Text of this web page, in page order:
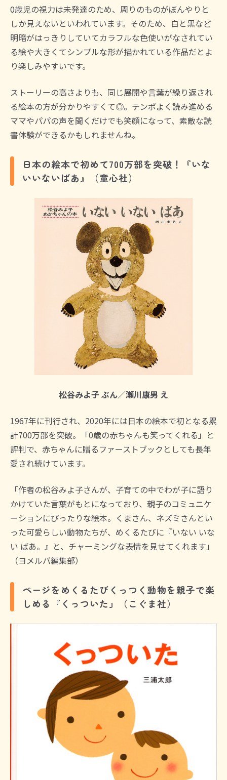
0歳児の視力は未発達のため、周りのものがぼんやりと
しか見えないといわれています。そのため、白と黒など
明暗がはっきりしていてカラフルな色使いがなされてい
る絵や大きくてシンプルな形が描かれている作品だとよ
り楽しみやすいです。
ストーリーの高さよりも、同じ展開や言葉が繰り返され
る絵本の方が分かりやすくて◎。テンポよく読み進める
ママやパパの声を聞くだけでも笑顔になって、素敵な読
書体験ができるかもしれませんね。
日本の絵本で初めて700万部を突破！『いな
いいないばあ』（童心社）
松谷みよ子 ぶん／瀬川康男 え
1967年に刊行され、2020年には日本の絵本で初となる累
計700万部を突破。「0歳の赤ちゃんも笑ってくれる」と
評判で、赤ちゃんに贈るファーストブックとしても長年
愛され続けています。
「作者の松谷みよ子さんが、子育ての中でわが子に語り
かけていた言葉がもとになっており、親子のコミュニケ
ーションにぴったりな絵本。くまさん、ネズミさんとい
った可愛らしい動物たちが、めくるたびに『いない いな
い ばあ。』と、チャーミングな表情を見せてくれます」
（ヨメルバ編集部）
ページをめくるたびくっつく動物を親子で楽
しめる『くっついた』（こぐま社）